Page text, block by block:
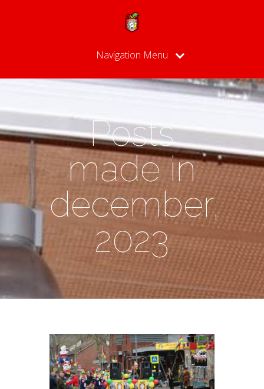
Navigation Menu
Posts
made in
december,
2023